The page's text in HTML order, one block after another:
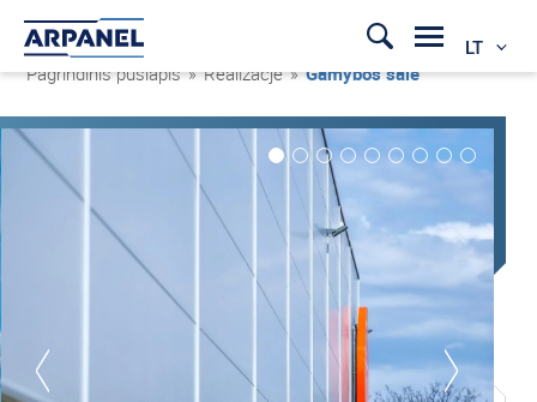
LT
Pagrindinis puslapis » Realizacje »Gamybos salė